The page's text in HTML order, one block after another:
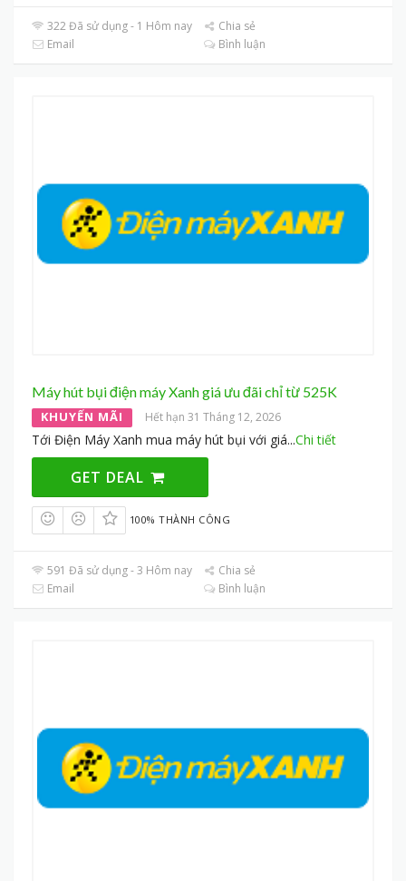
322 Đã sử dụng - 1 Hôm nay
Chia sẻ
Email
Bình luận
Máy hút bụi điện máy Xanh giá ưu đãi chỉ từ 525K
KHUYẾN MÃI Hết hạn 31 Tháng 12, 2026
Tới Điện Máy Xanh mua máy hút bụi với giá...Chi tiết
GET DEAL
100% THÀNH CÔNG
591 Đã sử dụng - 3 Hôm nay
Chia sẻ
Email
Bình luận